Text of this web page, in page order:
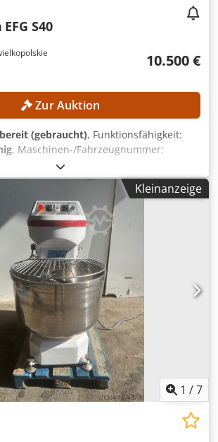
EFG S40
10.500 €
Zur Auktion
(gebraucht), Funktionsfähigkeit:
, Maschinen-/Fahrzeugnummer:
, Betriebsstunden:
, Masttyp:Duplex, Bauhöhe:2.520
, Kein Mindestpreis -
zum höchsten Gebot! TECHNISCHE
Rjck Hubhöhe: 3.540 mm
MASCHINEN-DETAILS Masttyp: Duplex
80 V Batteriekapazität: 930
2017 Hydraulikventile: 3./4. Ventil
h AUSSTATTUNG Seitenschieber
Ladegerät inklusive Externe Referenz:
Kleinanzeige
1 /7